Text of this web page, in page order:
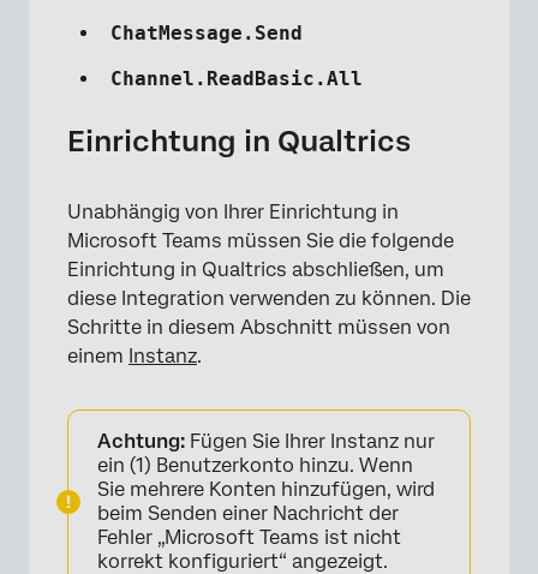
×
ChatMessage.Send
Channel.ReadBasic.All
Einrichtung in Qualtrics
Unabhängig von Ihrer Einrichtung in
Microsoft Teams müssen Sie die folgende
Einrichtung in Qualtrics abschließen, um
diese Integration verwenden zu können. Die
Schritte in diesem Abschnitt müssen von
einem Instanz.
Achtung: Fügen Sie Ihrer Instanz nur
ein (1) Benutzerkonto hinzu. Wenn
Sie mehrere Konten hinzufügen, wird
beim Senden einer Nachricht der
Fehler „Microsoft Teams ist nicht
korrekt konfiguriert“ angezeigt.